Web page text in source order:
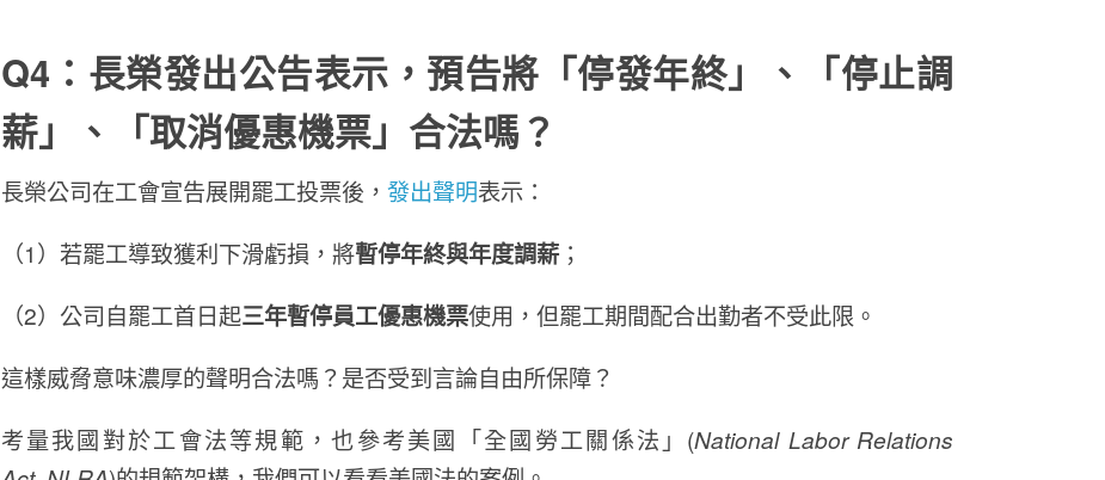
Q4 ： 長榮發出公告表示，預告將「停發年終」、「停止調
薪」、「取消優惠機票」合法嗎？
長榮公司在工會宣告展開罷工投票後， 發出聲明表示：
（1）若罷工導致獲利下滑虧損，將暫停年終與年度調薪；
（2）公司自罷工首日起三年暫停員工優惠機票使用，但罷工期間配合出勤者不受此限。
這樣威脅意味濃厚的聲明合法嗎？是否受到言論自由所保障？
考量我國對於工會法等規範，也參考美國「全國勞工關係法」(National Labor Relations